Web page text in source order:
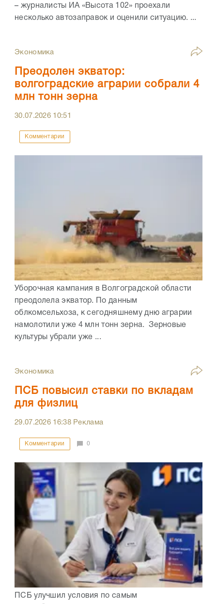
– журналисты ИА «Высота 102» проехали
несколько автозаправок и оценили ситуацию. ...
Экономика
Преодолен экватор:
волгоградские аграрии собрали 4
млн тонн зерна
30.07.2026 10:51
Комментарии
Уборочная кампания в Волгоградской области
преодолела экватор. По данным
облкомсельхоза, к сегодняшнему дню аграрии
намолотили уже 4 млн тонн зерна. Зерновые
культуры убрали уже ...
Экономика
ПСБ повысил ставки по вкладам
для физлиц
29.07.2026 16:38Реклама
Комментарии 0
ПСБ улучшил условия по самым